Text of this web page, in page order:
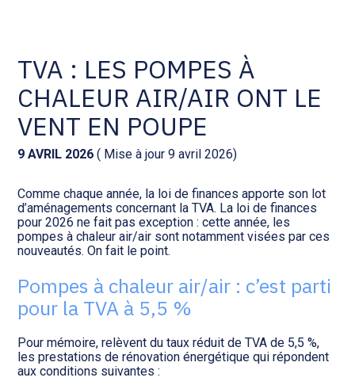
Social et ressources humaines
Assistance juridique
Audit légal
Procédures collectives
Transition numérique
Tenue de votre comptabilité :
ACD
Facturation et pilotage :
Facturation et pilotage : MEG
Analyse et tableau de bord :
Gérer vos ressources
TVA : LES POMPES À
CHALEUR AIR/AIR ONT LE
VENT EN POUPE
9 AVRIL 2026 ( Mise à jour 9 avril 2026)
Comme chaque année, la loi de finances apporte son lot
d’aménagements concernant la TVA. La loi de finances
pour 2026 ne fait pas exception : cette année, les
pompes à chaleur air/air sont notamment visées par ces
nouveautés. On fait le point.
Pompes à chaleur air/air : c’est parti
pour la TVA à 5,5 %
Pour mémoire, relèvent du taux réduit de TVA de 5,5 %,
les prestations de rénovation énergétique qui répondent
aux conditions suivantes :